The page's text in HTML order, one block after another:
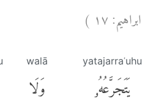
ابراهيم:١٧ )
yatajarraʿuhu
يَتَجَرَّعُهُۥ
walā
وَلَا